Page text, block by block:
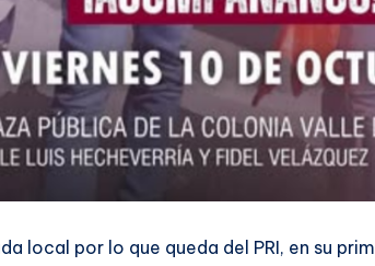
local por lo que queda del PRI, en su